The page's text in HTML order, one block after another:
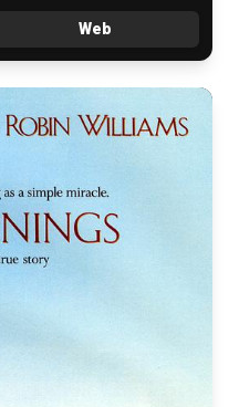
Web